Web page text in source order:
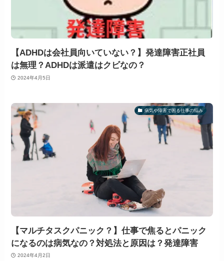
【ADHDは会社員向いていない？】発達障害正社員
は無理？ADHDは派遣はクビなの？
2024年4月5日
病気や障害で困る仕事の悩み
【マルチタスクパニック？】仕事で焦るとパニック
になるのは病気なの？対処法と原因は？発達障害
2024年4月2日